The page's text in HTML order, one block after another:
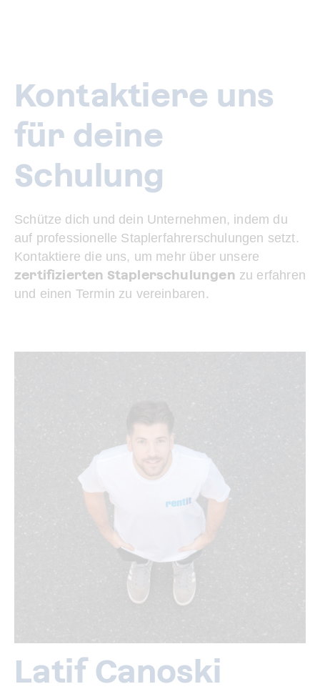
Kontaktiere uns
für deine
Schulung
Schütze dich und dein Unternehmen, indem du
auf professionelle Staplerfahrerschulungen setzt.
Kontaktiere die uns, um mehr über unsere
zertifizierten Staplerschulungen zu erfahren
und einen Termin zu vereinbaren.
Latif Canoski